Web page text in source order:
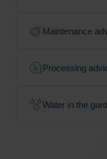
Maintenance
Processing
Water in the